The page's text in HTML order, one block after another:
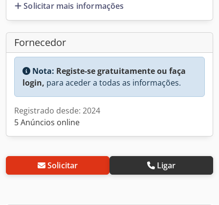
Solicitar mais informações
Fornecedor
Nota: Registe-se gratuitamente ou faça
login, para aceder a todas as informações.
Registrado desde: 2024
5 Anúncios online
Solicitar Ligar